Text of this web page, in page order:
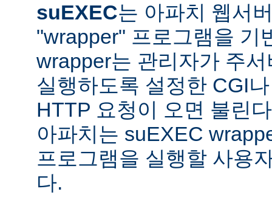
suEXEC는 아파치 웹서
"wrapper" 프로그램을 기
wrapper는 관리자가 주
실행하도록 설정한 CGI
HTTP 요청이 오면 불린
아파치는 suEXEC
프로그램을 실행할 사용
다.